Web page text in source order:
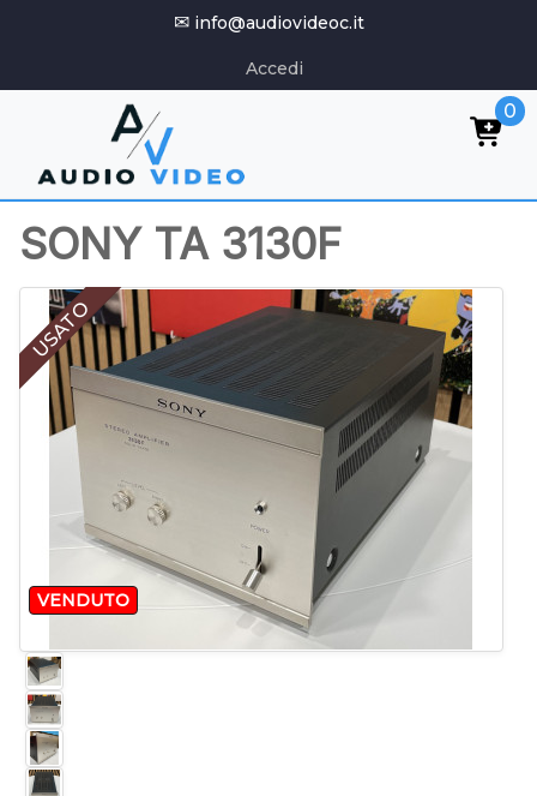
✉ info@audiovideoc.it
Accedi
0
SONY TA 3130F
USATO
VENDUTO